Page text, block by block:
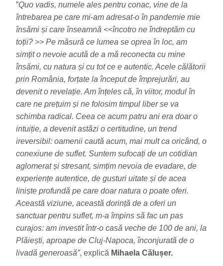
”Quo vadis, numele ales pentru conac, vine de la
întrebarea pe care mi-am adresat-o în pandemie mie
însămi și care înseamnă <<încotro ne îndreptăm cu
toții? >> Pe măsură ce lumea se oprea în loc, am
simțit o nevoie acută de a mă reconecta cu mine
însămi, cu natura și cu tot ce e autentic. Acele călătorii
prin România, forțate la început de împrejurări, au
devenit o revelație. Am înțeles că, în viitor, modul în
care ne prețuim și ne folosim timpul liber se va
schimba radical. Ceea ce acum patru ani era doar o
intuiție, a devenit astăzi o certitudine, un trend
ireversibil: oamenii caută acum, mai mult ca oricând, o
conexiune de suflet. Suntem sufocați de un cotidian
aglomerat și stresant, simțim nevoia de evadare, de
experiențe autentice, de gusturi uitate și de acea
liniște profundă pe care doar natura o poate oferi.
Această viziune, această dorință de a oferi un
sanctuar pentru suflet, m-a împins să fac un pas
curajos: am investit într-o casă veche de 100 de ani, la
Plăiești, aproape de Cluj-Napoca, înconjurată de o
livadă generoasă”, explică Mihaela Călușer.